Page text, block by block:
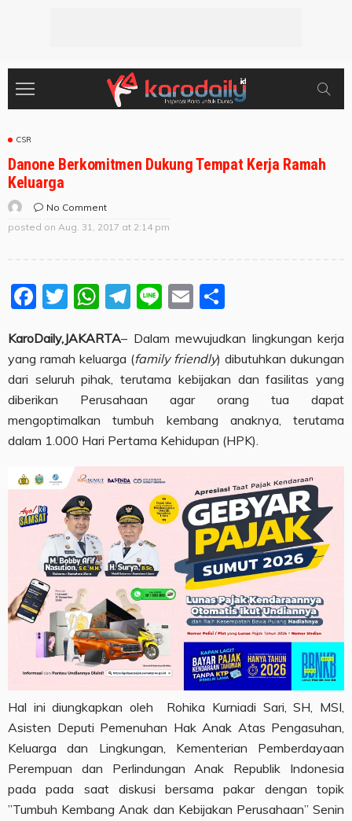
CSR
Danone Berkomitmen Dukung Tempat Kerja Ramah
Keluarga
No Comment
posted on Aug. 31, 2017 at 2:14 pm
Facebook
Twitter
WhatsApp
Telegram
LineEmail
KaroDaily,JAKARTA– Dalam mewujudkan lingkungan kerja
yang ramah keluarga (family friendly) dibutuhkan dukungan
dari seluruh pihak, terutama kebijakan dan fasilitas yang
diberikan Perusahaan agar orang tua dapat
mengoptimalkan tumbuh kembang anaknya, terutama
dalam 1.000 Hari Pertama Kehidupan (HPK).
Hal ini diungkapkan oleh Rohika Kurniadi Sari, SH, MSI,
Asisten Deputi Pemenuhan Hak Anak Atas Pengasuhan,
Keluarga dan Lingkungan, Kementerian Pemberdayaan
Perempuan dan Perlindungan Anak Republik Indonesia
pada pada saat diskusi bersama pakar dengan topik
”Tumbuh Kembang Anak dan Kebijakan Perusahaan” Senin